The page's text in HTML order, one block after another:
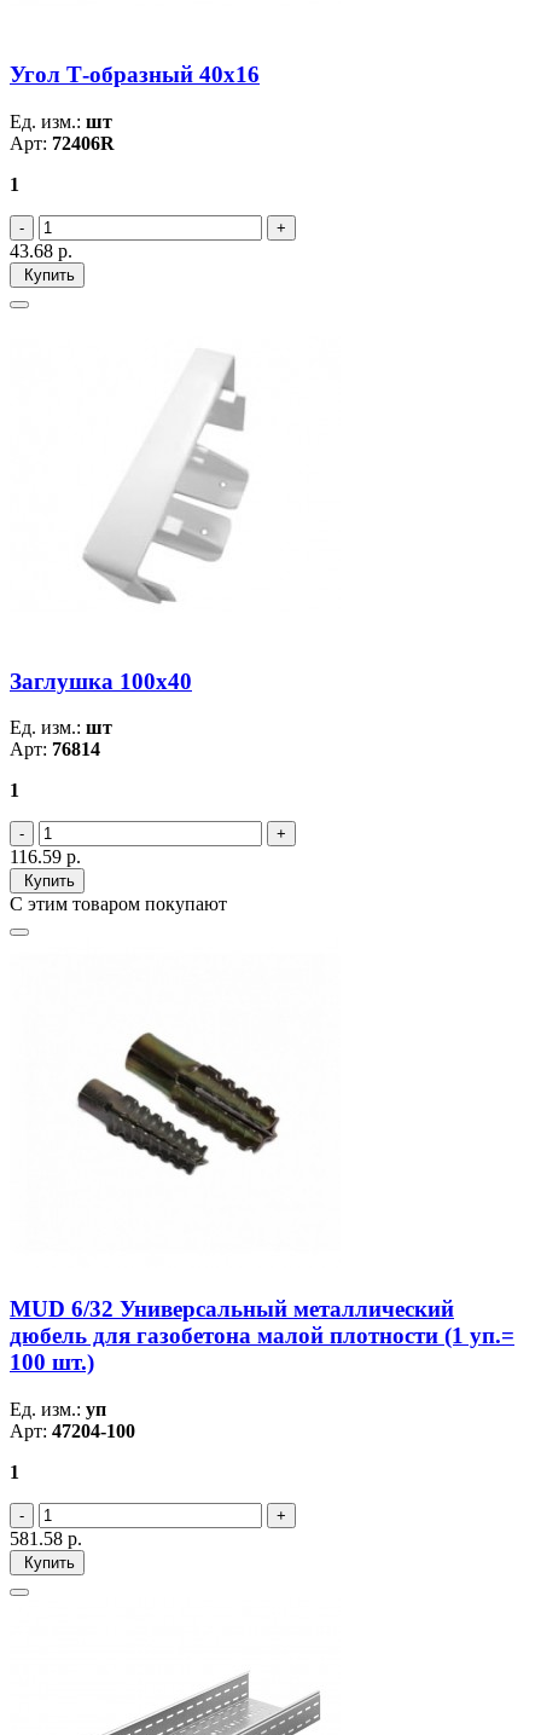
Угол Т-образный 40х16
Ед. изм.: шт
Арт: 72406R
1
43.68 р.
Купить
Заглушка 100х40
Ед. изм.: шт
Арт: 76814
1
116.59 р.
Купить
С этим товаром покупают
MUD 6/32 Универсальный металлический
дюбель для газобетона малой плотности (1 уп.=
100 шт.)
Ед. изм.: уп
Арт: 47204-100
1
581.58 р.
Купить